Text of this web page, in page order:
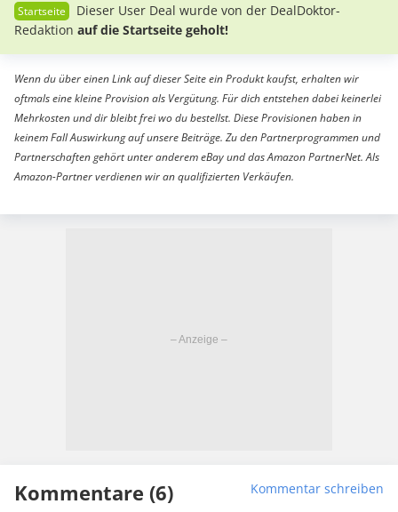
Dieser User Deal wurde von der DealDoktor-
Redaktion auf die Startseite geholt!
Wenn du über einen Link auf dieser Seite ein Produkt kaufst, erhalten wir
oftmals eine kleine Provision als Vergütung. Für dich entstehen dabei keinerlei
Mehrkosten und dir bleibt frei wo du bestellst. Diese Provisionen haben in
keinem Fall Auswirkung auf unsere Beiträge. Zu den Partnerprogrammen und
Partnerschaften gehört unter anderem eBay und das Amazon PartnerNet. Als
Amazon-Partner verdienen wir an qualifizierten Verkäufen.
Kommentare (6) Kommentar schreiben